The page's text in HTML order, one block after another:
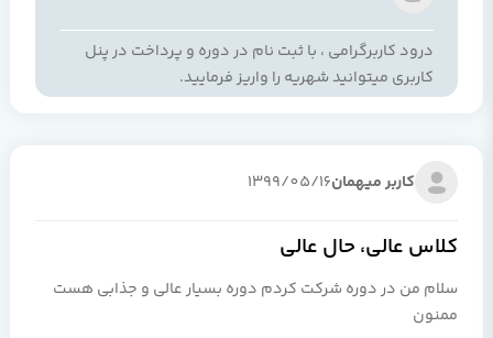
درود کاربرگرامی ، با ثبت نام در دوره و پرداخت در پنل
کاربری میتوانید شهریه را واریز فرمایید.
کاربر میهمان1399/05/16
کلاس عالی، حال عالی
سلام من در دوره شرکت کردم دوره بسیار عالی و جذابی هست
ممنون